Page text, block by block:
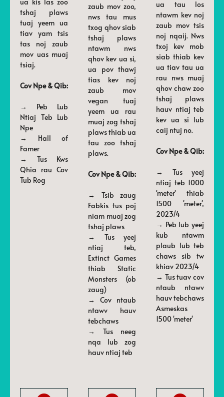
tshaj plaws
tuaj yeem ua
tiav yam tsis
tas noj zaub
mov uas muaj
tsiaj.
Cov Npe & Qib:
→ Peb Lub
Ntiaj Teb Lub
Npe
→ Hall of
Famer
→ Tus Kws
Qhia rau Cov
Tub Rog
zaub mov zoo,
nws tau mus
txog qhov siab
tshaj plaws
ntawm nws
qhov kev ua si,
ua pov thawj
tias kev noj
zaub mov
vegan tuaj
yeem ua rau
muaj zog tshaj
plaws thiab ua
tau zoo tshaj
plaws.
Cov Npe & Qib:
→ Tsib zaug
Fabkis tus poj
niam muaj zog
tshaj plaws
→ Tus yeej
ntiaj teb,
Extinct Games
thiab Static
Monsters (ob
zaug)
→ Cov ntaub
ntawv hauv
tebchaws
→ Tus neeg
nqa lub zog
hauv ntiaj teb
ua tau los
ntawm kev noj
zaub mov tsis
noj nqaij. Nws
txoj kev mob
siab thiab kev
ua tiav tau ua
rau nws muaj
qhov chaw zoo
tshaj plaws
hauv ntiaj teb
kev ua si lub
caij ntuj no.
Cov Npe & Qib:
→ Tus yeej
ntiaj teb 1000
'meter' thiab
1500 'meter',
2023/4
→ Peb lub yeej
kub ntawm
plaub lub teb
chaws sib tw
khiav 2023/4
→ Tus tuav cov
ntaub ntawv
hauv tebchaws
Asmeskas
1500 'meter'